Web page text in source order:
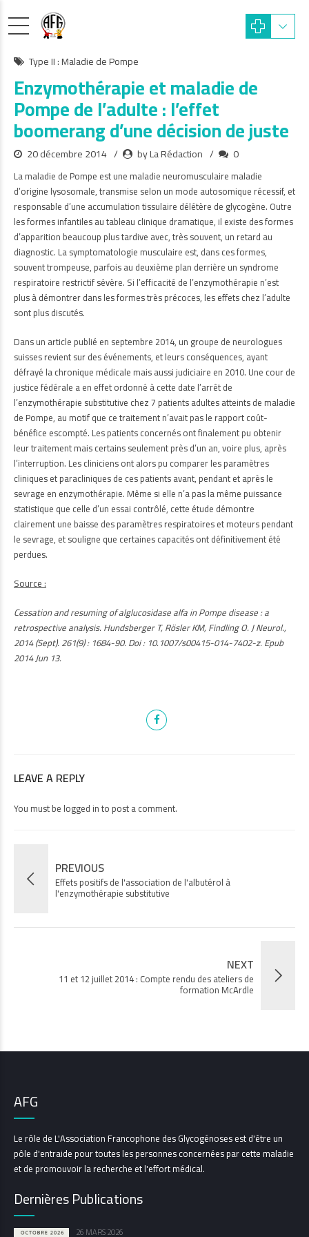
Type II : Maladie de Pompe
Enzymothérapie et maladie de
Pompe de l’adulte : l’effet
boomerang d’une décision de juste
20 décembre 2014 by La Rédaction 0
La maladie de Pompe est une maladie neuromusculaire maladie
d’origine lysosomale, transmise selon un mode autosomique récessif, et
responsable d’une accumulation tissulaire délétère de glycogène. Outre
les formes infantiles au tableau clinique dramatique, il existe des formes
d’apparition beaucoup plus tardive avec, très souvent, un retard au
diagnostic. La symptomatologie musculaire est, dans ces formes,
souvent trompeuse, parfois au deuxième plan derrière un syndrome
respiratoire restrictif sévère. Si l’efficacité de l’enzymothérapie n’est
plus à démontrer dans les formes très précoces, les effets chez l’adulte
sont plus discutés.
Dans un article publié en septembre 2014, un groupe de neurologues
suisses revient sur des événements, et leurs conséquences, ayant
défrayé la chronique médicale mais aussi judiciaire en 2010. Une cour de
justice fédérale a en effet ordonné à cette date l’arrêt de
l’enzymothérapie substitutive chez 7 patients adultes atteints de maladie
de Pompe, au motif que ce traitement n’avait pas le rapport coût-
bénéfice escompté. Les patients concernés ont finalement pu obtenir
leur traitement mais certains seulement près d’un an, voire plus, après
l’interruption. Les cliniciens ont alors pu comparer les paramètres
cliniques et paracliniques de ces patients avant, pendant et après le
sevrage en enzymothérapie. Même si elle n’a pas la même puissance
statistique que celle d’un essai contrôlé, cette étude démontre
clairement une baisse des paramètres respiratoires et moteurs pendant
le sevrage, et souligne que certaines capacités ont définitivement été
perdues.
Source :
Cessation and resuming of alglucosidase alfa in Pompe disease : a
retrospective analysis. Hundsberger T, Rösler KM, Findling O. J Neurol.,
2014 (Sept). 261(9) : 1684-90. Doi : 10.1007/s00415-014-7402-z. Epub
2014 Jun 13.
LEAVE A REPLY
You must be logged into post a comment.
PREVIOUS
Effets positifs de l'association de l'albutérol à
l'enzymothérapie substitutive
NEXT
11 et 12 juillet 2014 : Compte rendu des ateliers de
formation McArdle
AFG
Le rôle de L'Association Francophone des Glycogénoses est d'être un
pôle d'entraide pour toutes les personnes concernées par cette maladie
et de promouvoir la recherche et l'effort médical.
Dernières Publications
26 MARS 2026